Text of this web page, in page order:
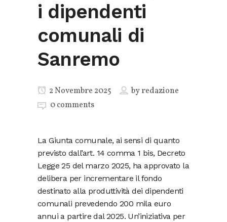
i dipendenti
comunali di
Sanremo
2 Novembre 2025 byredazione
0 comments
La Giunta comunale, ai sensi di quanto
previsto dall’art. 14 comma 1 bis, Decreto
Legge 25 del marzo 2025, ha approvato la
delibera per incrementare il fondo
destinato alla produttività dei dipendenti
comunali prevedendo 200 mila euro
annui a partire dal 2025. Un’iniziativa per